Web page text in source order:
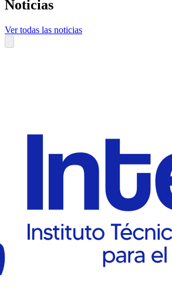
Noticias
Ver todas las noticias